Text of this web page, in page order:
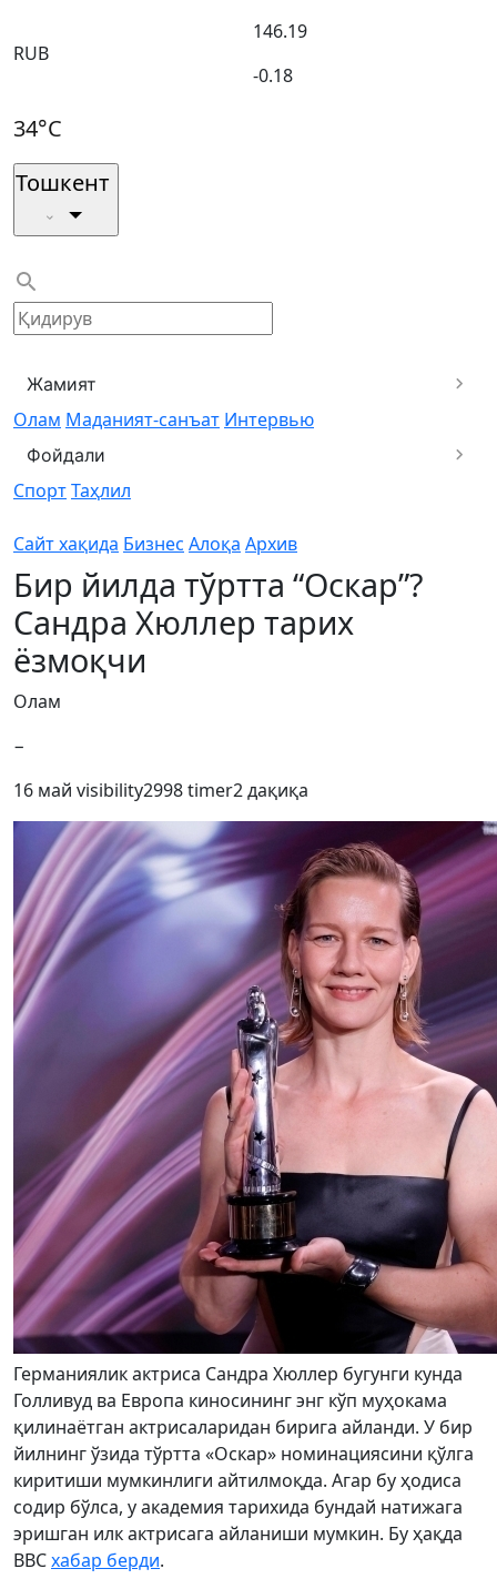
RUB
146.19
-0.18
34°C
Тошкент
Жамият
Олам Маданият-санъат Интервью
Фойдали
СпортТаҳлил
Сайт хақида Бизнес Алоқа Архив
Бир йилда тўртта “Оскар”?
Сандра Хюллер тарих
ёзмоқчи
Олам
−
16 май visibility2998timer2 дақиқа
Германиялик актриса Сандра Хюллер бугунги кунда
Голливуд ва Европа киносининг энг кўп муҳокама
қилинаётган актрисаларидан бирига айланди. У бир
йилнинг ўзида тўртта «Оскар» номинациясини қўлга
киритиши мумкинлиги айтилмоқда. Агар бу ҳодиса
содир бўлса, у академия тарихида бундай натижага
эришган илк актрисага айланиши мумкин. Бу ҳақда
BBCхабар берди.